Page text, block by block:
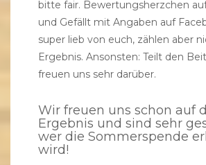
bitte fair. Bewertungsherzchen
und Gefällt mit Angaben auf
super lieb von euch, zählen aber
Ergebnis. Ansonsten: Teilt den
freuen uns sehr darüber.
Wir freuen uns schon auf
Ergebnis und sind sehr
wer die Sommerspende
wird!